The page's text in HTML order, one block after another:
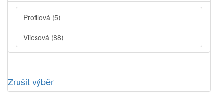
Profilová (5)
Vliesová (88)
Zrušit výběr